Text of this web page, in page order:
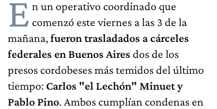
E n un operativo coordinado que
comenzó este viernes a las 3 de la
mañana,fueron trasladados a cárceles
federales en Buenos Aires dos de los
presos cordobeses más temidos del último
tiempo: Carlos "el Lechón" Minuet y
Pablo Pino. Ambos cumplían condenas en